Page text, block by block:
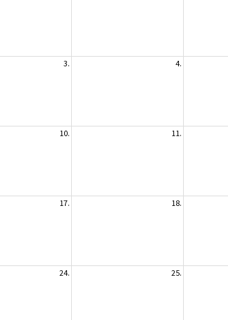
3. 4.
10. 11.
17. 18.
24. 25.